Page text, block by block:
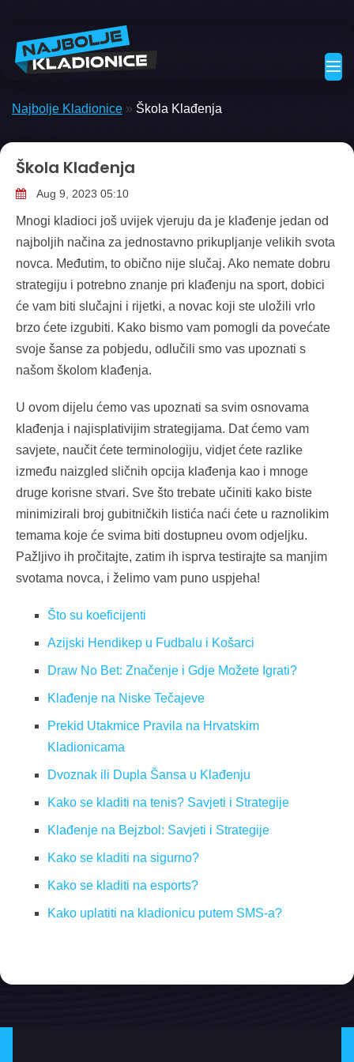
content
Najbolje Kladionice » Škola Klađenja
Škola Klađenja
Aug 9, 2023 05:10
Mnogi kladioci još uvijek vjeruju da je klađenje jedan od
najboljih načina za jednostavno prikupljanje velikih svota
novca. Međutim, to obično nije slučaj. Ako nemate dobru
strategiju i potrebno znanje pri klađenju na sport, dobici
će vam biti slučajni i rijetki, a novac koji ste uložili vrlo
brzo ćete izgubiti. Kako bismo vam pomogli da povećate
svoje šanse za pobjedu, odlučili smo vas upoznati s
našom školom klađenja.
U ovom dijelu ćemo vas upoznati sa svim osnovama
klađenja i najisplativijim strategijama. Dat ćemo vam
savjete, naučit ćete terminologiju, vidjet ćete razlike
između naizgled sličnih opcija klađenja kao i mnoge
druge korisne stvari. Sve što trebate učiniti kako biste
minimizirali broj gubitničkih listića naći ćete u raznolikim
temama koje će svima biti dostupneu ovom odjeljku.
Pažljivo ih pročitajte, zatim ih isprva testirajte sa manjim
svotama novca, i želimo vam puno uspjeha!
Što su koeficijenti
Azijski Hendikep u Fudbalu i Košarci
Draw No Bet: Značenje i Gdje Možete Igrati?
Klađenje na Niske Tečajeve
Prekid Utakmice Pravila na Hrvatskim
Kladionicama
Dvoznak ili Dupla Šansa u Klađenju
Kako se kladiti na tenis? Savjeti i Strategije
Klađenje na Bejzbol: Savjeti i Strategije
Kako se kladiti na sigurno?
Kako se kladiti na esports?
Kako uplatiti na kladionicu putem SMS-a?